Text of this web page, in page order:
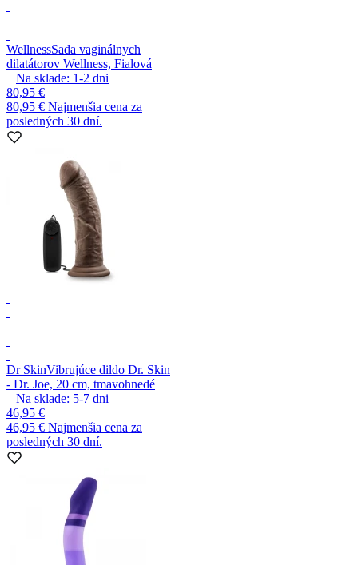
WellnessSada vaginálnych
dilatátorov Wellness, Fialová
Na sklade: 1-2 dni
80,95 €
80,95 € Najmenšia cena za
posledných 30 dní.
Dr SkinVibrujúce dildo Dr. Skin
- Dr. Joe, 20 cm, tmavohnedé
Na sklade: 5-7 dni
46,95 €
46,95 € Najmenšia cena za
posledných 30 dní.